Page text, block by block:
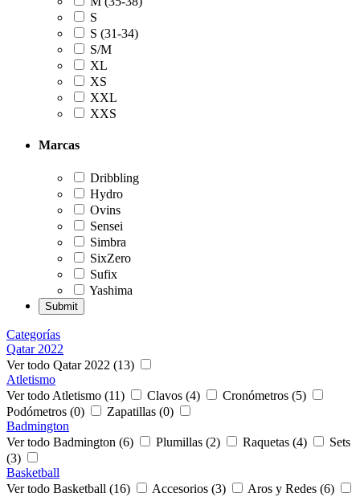
S
S (31-34)
S/M
XL
XS
XXL
XXS
Marcas
Dribbling
Hydro
Ovins
Sensei
Simbra
SixZero
Sufix
Yashima
Categorías
Qatar 2022
Ver todo Qatar 2022 (13)
Atletismo
Ver todo Atletismo (11)
Clavos (4)
Cronómetros (5)
Podómetros (0)
Zapatillas (0)
Badmington
Ver todo Badmington (6)
Plumillas (2) Raquetas (4)
Sets
(3)
Basketball
Ver todo Basketball (16)
Accesorios (3)
Aros y Redes (6)